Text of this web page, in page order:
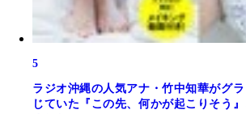
5
ラジオ沖縄の人気アナ・竹中知華がグ
じていた『この先、何かが起こりそう